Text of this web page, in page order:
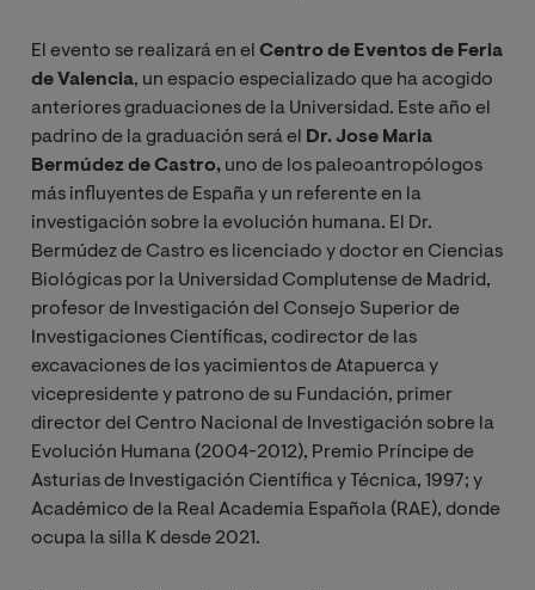
El evento se realizará en el Centro de Eventos de Feria
de Valencia, un espacio especializado que ha acogido
anteriores graduaciones de la Universidad. Este año el
padrino de la graduación será el
Dr. Jose Maria
Bermúdez de Castro, uno de los paleoantropólogos
más influyentes de España y un referente en la
investigación sobre la evolución humana. El Dr.
Bermúdez de Castro es licenciado y doctor en Ciencias
Biológicas por la Universidad Complutense de Madrid,
profesor de Investigación del Consejo Superior de
Investigaciones Científicas, codirector de las
excavaciones de los yacimientos de Atapuerca y
vicepresidente y patrono de su Fundación, primer
director del Centro Nacional de Investigación sobre la
Evolución Humana (2004-2012), Premio Príncipe de
Asturias de Investigación Científica y Técnica, 1997; y
Académico de la Real Academia Española (RAE), donde
ocupa la silla K desde 2021.